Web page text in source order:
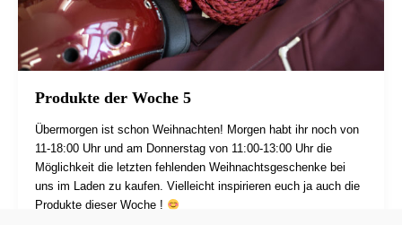
Produkte der Woche 5
Übermorgen ist schon Weihnachten! Morgen habt ihr noch von
11-18:00 Uhr und am Donnerstag von 11:00-13:00 Uhr die
Möglichkeit die letzten fehlenden Weihnachtsgeschenke bei
uns im Laden zu kaufen. Vielleicht inspirieren euch ja auch die
Produkte dieser Woche !